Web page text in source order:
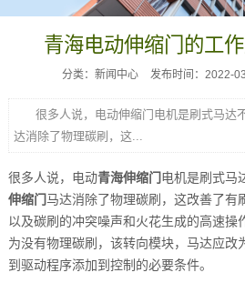
青海电动伸缩门的工作
分类：新闻中心 发布时间：2022-
很多人说，电动伸缩门电机是刷式马达
达消除了物理碳刷，这...
很多人说，电动青海伸缩门电机是刷式马
伸缩门马达消除了物理碳刷，这改善了有
以及碳刷的冲突噪声和火花生成的高速操
为没有物理碳刷，该转向模块，马达应改
到驱动程序添加到控制的必要条件。